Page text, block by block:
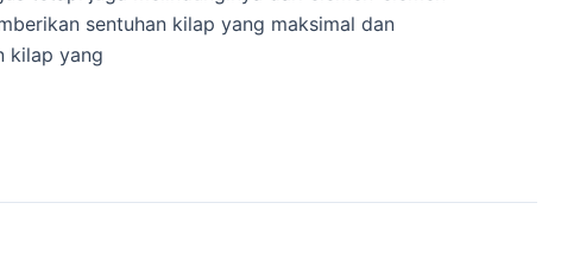
sentuhan kilap yang maksimal dan
kilap yang